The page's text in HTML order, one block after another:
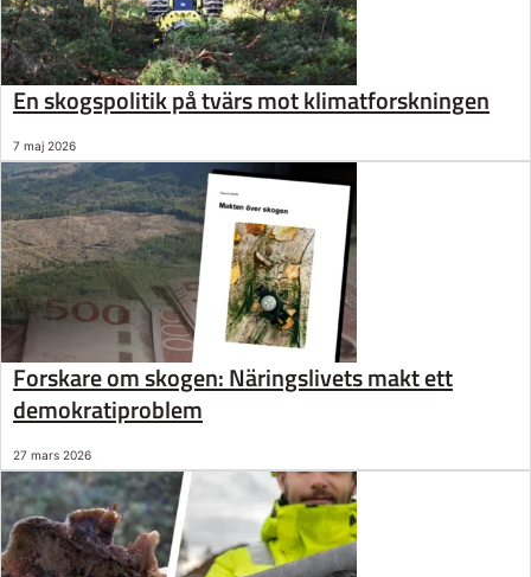
En skogspolitik på tvärs mot klimatforskningen
7 maj 2026
Forskare om skogen: Näringslivets makt ett
demokratiproblem
27 mars 2026